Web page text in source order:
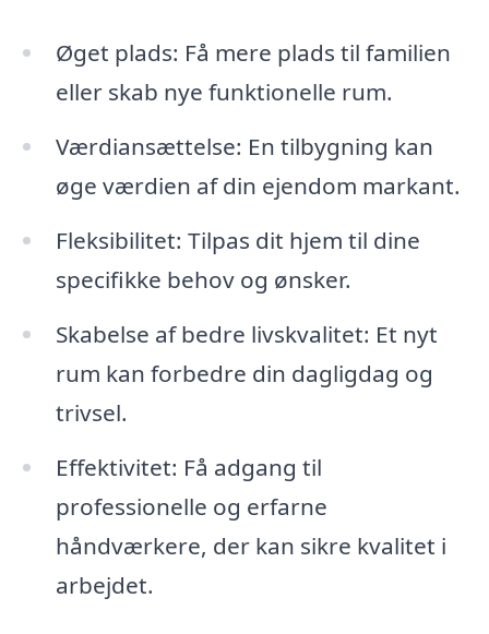
Øget plads: Få mere plads til familien
eller skab nye funktionelle rum.
Værdiansættelse: En tilbygning kan
øge værdien af din ejendom markant.
Fleksibilitet: Tilpas dit hjem til dine
specifikke behov og ønsker.
Skabelse af bedre livskvalitet: Et nyt
rum kan forbedre din dagligdag og
trivsel.
Effektivitet: Få adgang til
professionelle og erfarne
håndværkere, der kan sikre kvalitet i
arbejdet.